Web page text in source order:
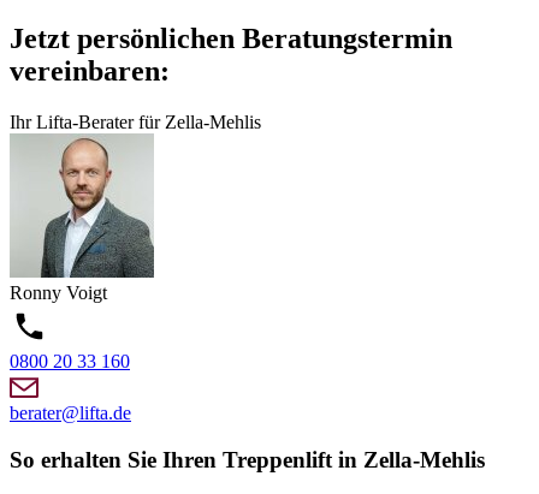
Jetzt persönlichen Beratungstermin
vereinbaren:
Ihr Lifta-Berater für Zella-Mehlis
Ronny Voigt
0800 20 33 160
berater@lifta.de
So erhalten Sie Ihren Treppenlift in Zella-Mehlis